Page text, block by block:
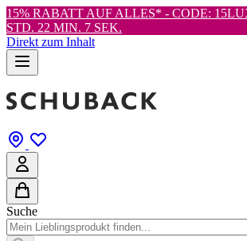
15% RABATT AUF ALLES* - CODE:
STD. 22 MIN. 6 SEK.
Direkt zum Inhalt
Suche